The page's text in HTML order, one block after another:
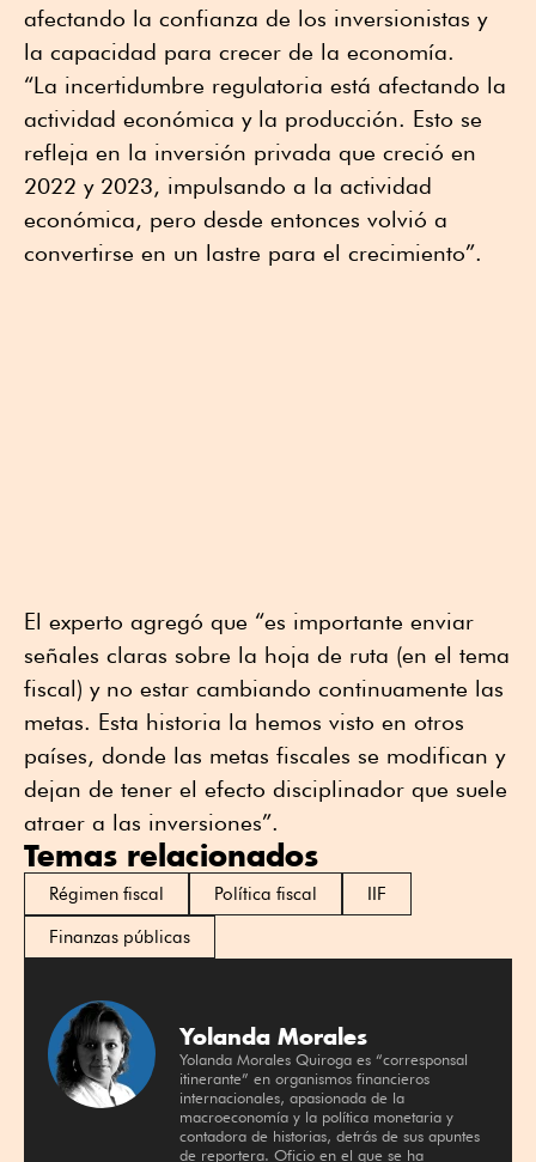
afectando la confianza de los inversionistas y
la capacidad para crecer de la economía.
“La incertidumbre regulatoria está afectando la
actividad económica y la producción. Esto se
refleja en la inversión privada que creció en
2022 y 2023, impulsando a la actividad
económica, pero desde entonces volvió a
convertirse en un lastre para el crecimiento”.
El experto agregó que “es importante enviar
señales claras sobre la hoja de ruta (en el tema
fiscal) y no estar cambiando continuamente las
metas. Esta historia la hemos visto en otros
países, donde las metas fiscales se modifican y
dejan de tener el efecto disciplinador que suele
atraer a las inversiones”.
Temas relacionados
Régimen fiscal Política fiscal
IIF
Finanzas públicas
Yolanda Morales
Yolanda Morales Quiroga es “corresponsal
itinerante” en organismos financieros
internacionales, apasionada de la
macroeconomía y la política monetaria y
contadora de historias, detrás de sus apuntes
de reportera. Oficio en el que se ha